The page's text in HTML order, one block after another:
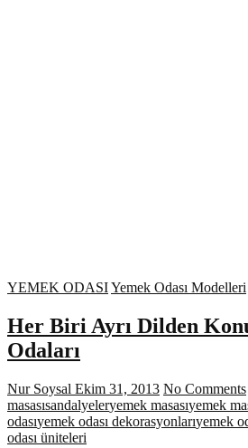
YEMEK ODASIYemek Odası Modelleri
Her Biri Ayrı Dilden
Odaları
Nur Soysal Ekim 31, 2013 No Comments
masasısandalyeleryemek masasıyemek
odasıyemek odası dekorasyonlarıyemek
odası üniteleri